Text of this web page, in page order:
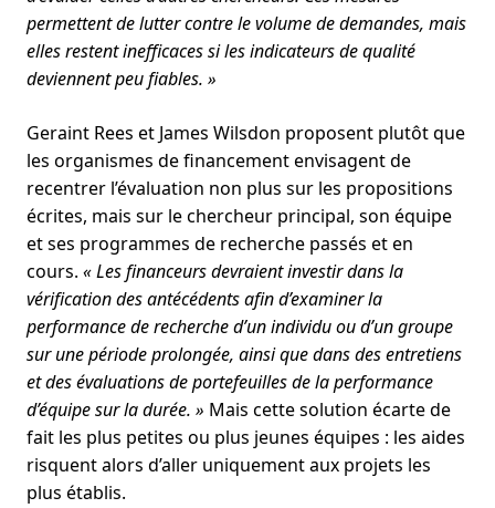
permettent de lutter contre le volume de demandes, mais
elles restent inefficaces si les indicateurs de qualité
deviennent peu fiables. »
Geraint Rees et James Wilsdon proposent plutôt que
les organismes de financement envisagent de
recentrer l’évaluation non plus sur les propositions
écrites, mais sur le chercheur principal, son équipe
et ses programmes de recherche passés et en
cours. « Les financeurs devraient investir dans la
vérification des antécédents afin d’examiner la
performance de recherche d’un individu ou d’un groupe
sur une période prolongée, ainsi que dans des entretiens
et des évaluations de portefeuilles de la performance
d’équipe sur la durée. » Mais cette solution écarte de
fait les plus petites ou plus jeunes équipes : les aides
risquent alors d’aller uniquement aux projets les
plus établis.